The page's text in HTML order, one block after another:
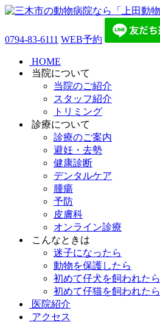
0794-83-6111 WEB予約
HOME
当院について
当院のご紹介
スタッフ紹介
トリミング
診療について
診療のご案内
避妊・去勢
健康診断
デンタルケア
腫瘍
予防
皮膚科
オンライン診療
こんなときは
迷子になったら
動物を保護したら
初めて仔犬を飼われたら
初めて仔猫を飼われたら
医院紹介
アクセス